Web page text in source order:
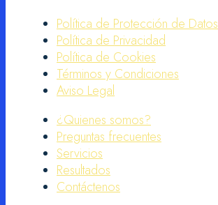
Política de Protección de Datos
Política de Privacidad
Política de Cookies
Términos y Condiciones
Aviso Legal
¿Quienes somos?
Preguntas frecuentes
Servicios
Resultados
Contáctenos